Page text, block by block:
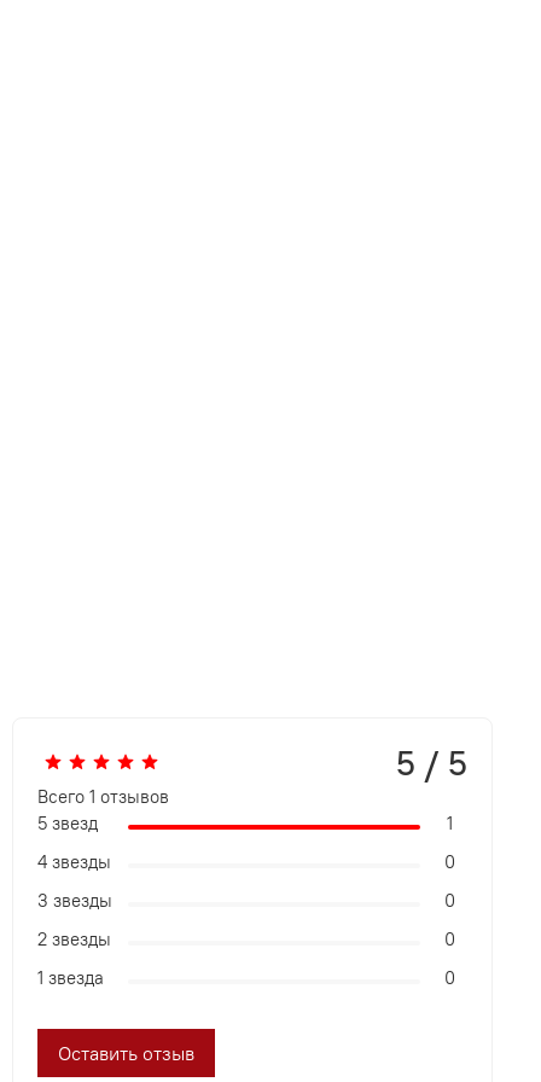
5 / 5
Всего1 отзывов
5 звезд
1
4 звезды
0
3 звезды
0
2 звезды
0
1 звезда
0
Оставить отзыв